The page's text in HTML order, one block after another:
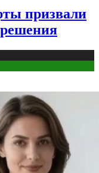
призвали